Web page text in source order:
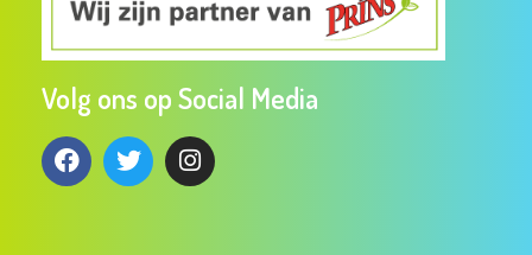
Volg ons op Social Media